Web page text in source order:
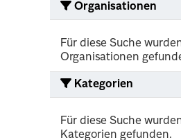
Organisationen
Für diese Suche
Organisationen
Kategorien
Für diese Suche
Kategorien gefunden.